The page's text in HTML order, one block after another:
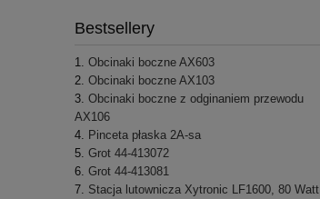
Bestsellery
Obcinaki boczne AX603
Obcinaki boczne AX103
Obcinaki boczne z odginaniem przewodu
AX106
Pinceta płaska 2A-sa
Grot 44-413072
Grot 44-413081
Stacja lutownicza Xytronic LF1600, 80 Watt